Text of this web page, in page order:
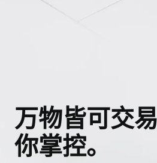
万物皆可交
你掌控。